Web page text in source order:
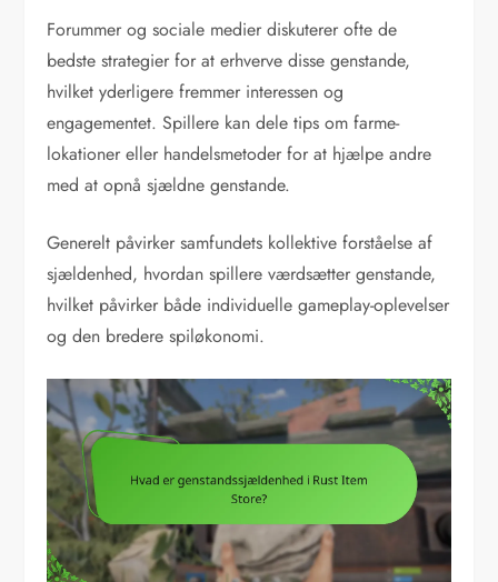
Forummer og sociale medier diskuterer ofte de
bedste strategier for at erhverve disse genstande,
hvilket yderligere fremmer interessen og
engagementet. Spillere kan dele tips om farme-
lokationer eller handelsmetoder for at hjælpe andre
med at opnå sjældne genstande.
Generelt påvirker samfundets kollektive forståelse af
sjældenhed, hvordan spillere værdsætter genstande,
hvilket påvirker både individuelle gameplay-oplevelser
og den bredere spiløkonomi.